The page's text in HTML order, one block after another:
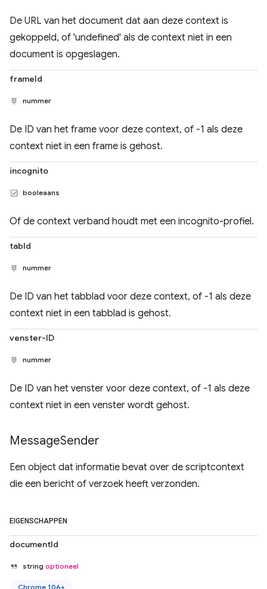
De URL van het document dat aan deze context is
gekoppeld, of 'undefined' als de context niet in een
document is opgeslagen.
frameId
nummer
De ID van het frame voor deze context, of -1 als deze
context niet in een frame is gehost.
incognito
booleaans
Of de context verband houdt met een incognito-profiel.
tabId
nummer
De ID van het tabblad voor deze context, of -1 als deze
context niet in een tabblad is gehost.
venster-ID
nummer
De ID van het venster voor deze context, of -1 als deze
context niet in een venster wordt gehost.
MessageSender
Een object dat informatie bevat over de scriptcontext
die een bericht of verzoek heeft verzonden.
EIGENSCHAPPEN
documentId
string optioneel
Chrome 106+